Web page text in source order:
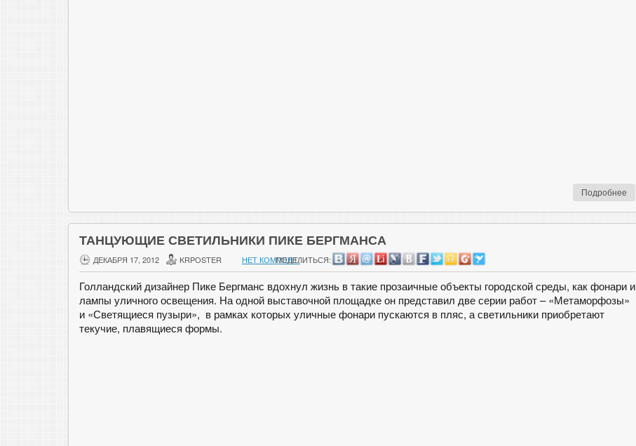
Подробнее
ТАНЦУЮЩИЕ СВЕТИЛЬНИКИ ПИКЕ БЕРГМАНСА
ДЕКАБРЯ 17, 2012 KRPOSTER НЕТ КОММЕНТ.ПОДЕЛИТЬСЯ:
Голландский дизайнер Пике Бергманс вдохнул жизнь в такие прозаичные объекты городской среды, как фонари и
лампы уличного освещения. На одной выставочной площадке он представил две серии работ – «Метаморфозы»
и «Светящиеся пузыри», в рамках которых уличные фонари пускаются в пляс, а светильники приобретают
текучие, плавящиеся формы.